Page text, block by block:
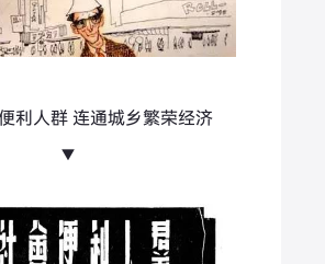
利人群 连通城乡繁荣经济
▼